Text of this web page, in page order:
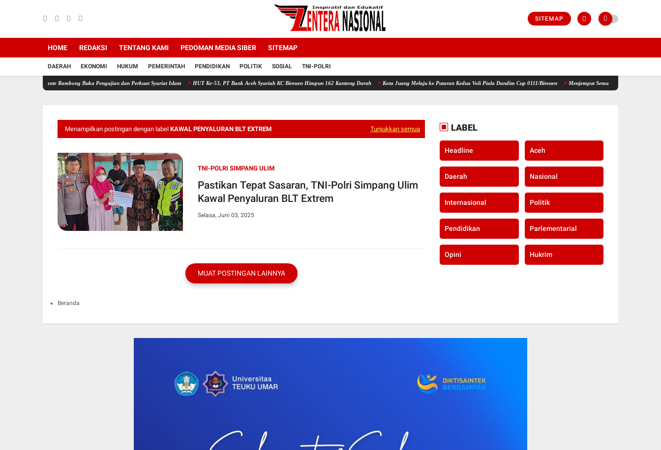
SITEMAP
HOME REDAKSI TENTANG KAMI PEDOMAN MEDIA SIBER SITEMAP
DAERAH EKONOMI HUKUM PEMERINTAH PENDIDIKAN POLITIK SOSIAL TNI-POLRI
Rambong Buka Pengajian dan Perkuat Syariat Islam HUT Ke-53, PT Bank Aceh Syariah KC Bireuen Himpun 162 Kantong Darah Kota Juang Melaju ke Putaran Kedua Voli Piala Dandim Cup 0111/Bireuen Menjemput Semangat Kemerdekaan, Kapolsek Idi
Menampilkan postingan dengan label KAWAL PENYALURAN BLT EXTREM Tunjukkan semua
TNI-POLRI SIMPANG ULIM
Pastikan Tepat Sasaran, TNI-Polri Simpang Ulim
Kawal Penyaluran BLT Extrem
Selasa, Juni 03, 2025
MUAT POSTINGAN LAINNYA
Beranda
LABEL
Headline Aceh
Daerah Nasional
Internasional Politik
Pendidikan Parlementarial
Opini Hukrim